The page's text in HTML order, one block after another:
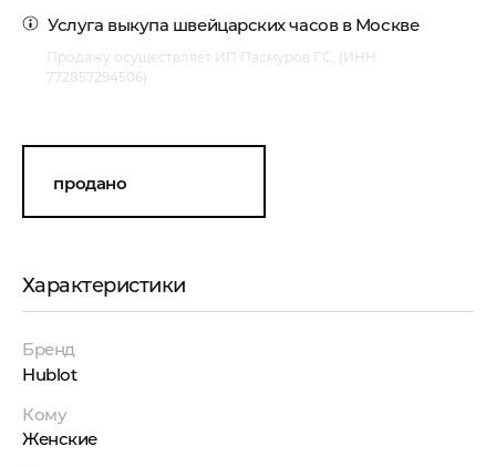
Услуга выкупа швейцарских часов в Москве
Продажу осуществляет ИП Пасмуров Г.С. (ИНН
772857294506)
продано
Характеристики
Бренд
Hublot
Кому
Женские